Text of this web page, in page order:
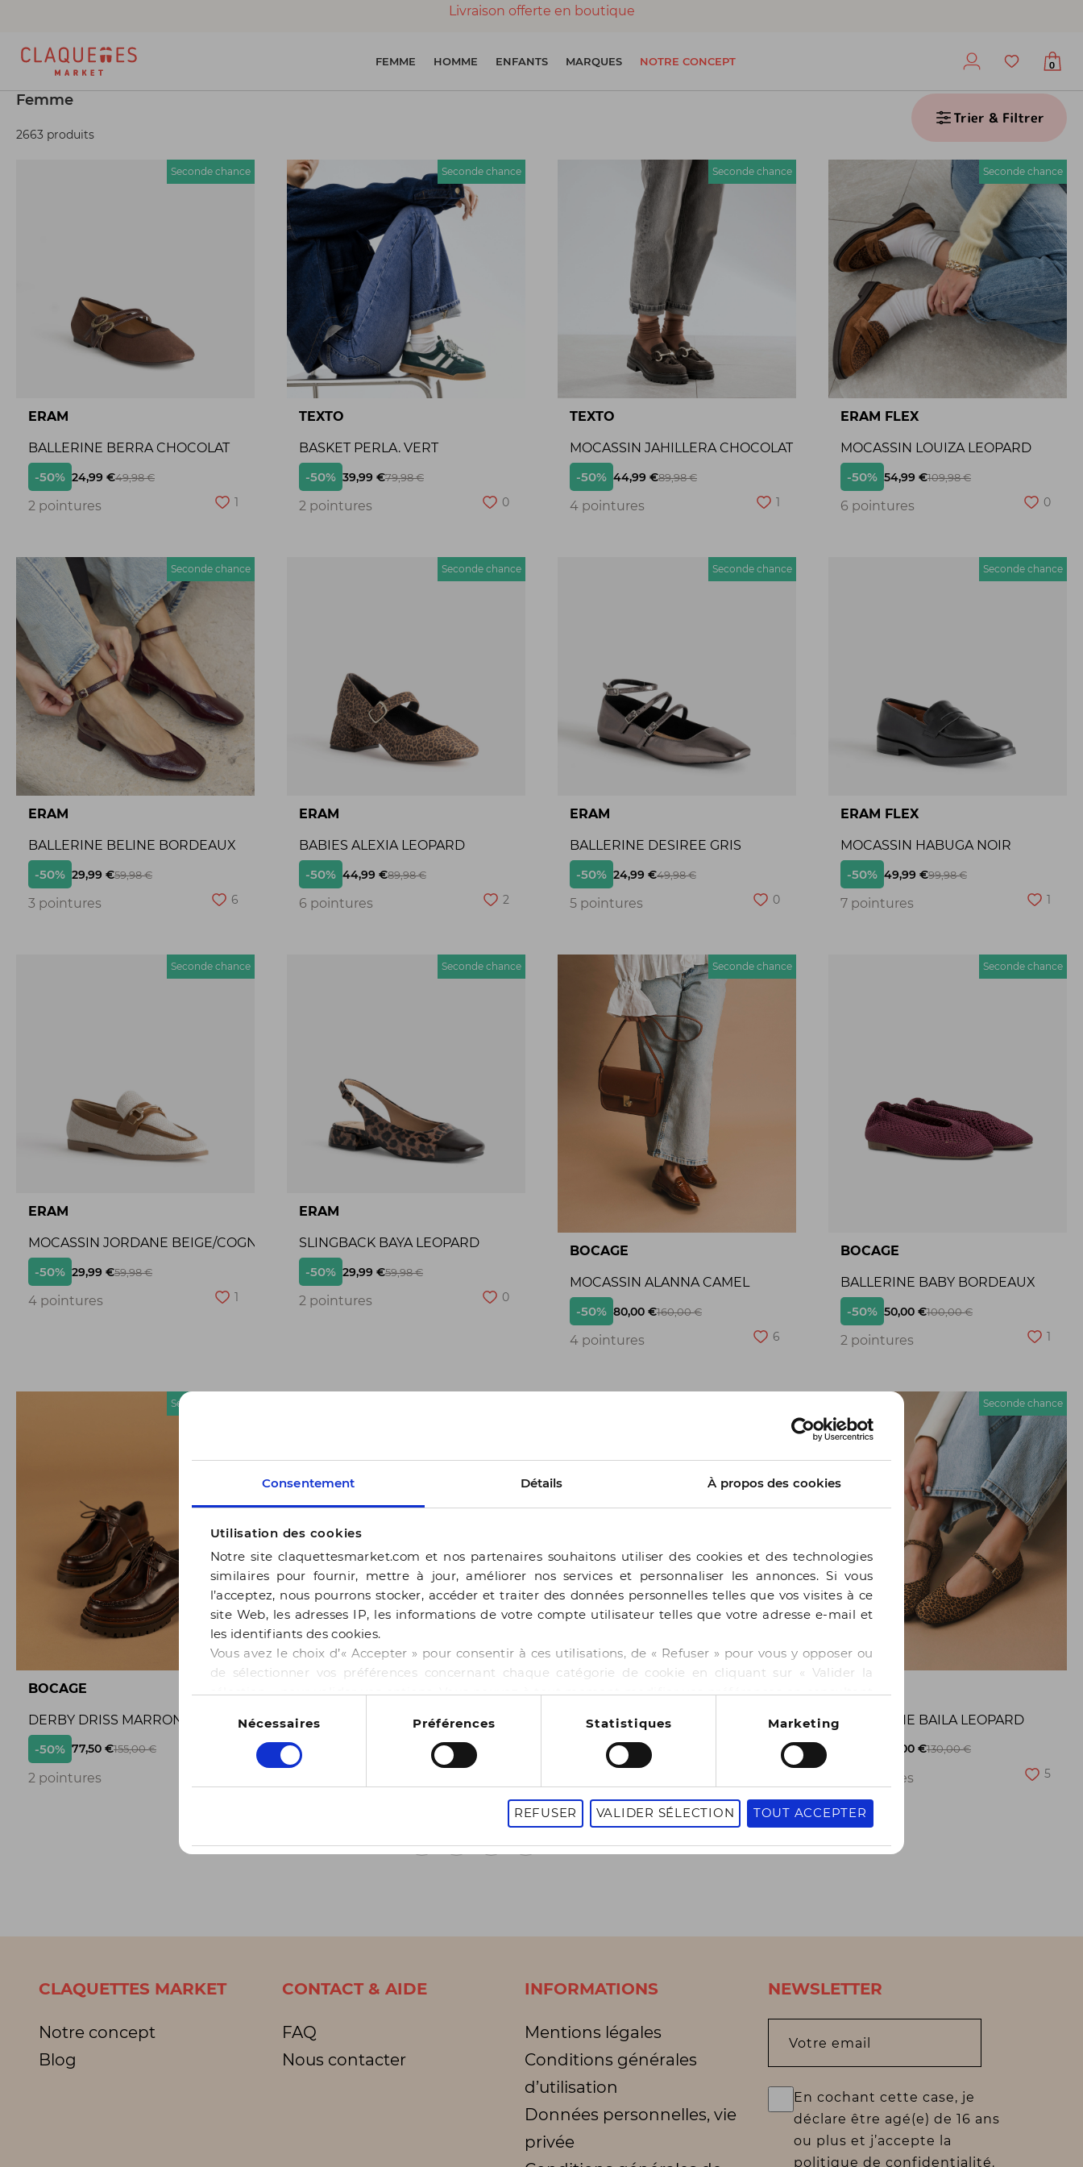
Consentement Détails À propos des cookies
Utilisation des cookies
Notre site claquettesmarket.com et nos partenaires souhaitons utiliser des cookies et des technologies
similaires pour fournir, mettre à jour, améliorer nos services et personnaliser les annonces. Si vous
l’acceptez, nous pourrons stocker, accéder et traiter des données personnelles telles que vos visites à ce
site Web, les adresses IP, les informations de votre compte utilisateur telles que votre adresse e-mail et
les identifiants des cookies.
Vous avez le choix d’« Accepter » pour consentir à ces utilisations, de « Refuser » pour vous y opposer ou
de sélectionner vos préférences concernant chaque catégorie de cookie en cliquant sur « Valider la
sélection » pour valider vos options. Vous pouvez à tout moment modifier vos préférences en consultant
consentement
Nécessaires Préférences Statistiques Marketing
REFUSER VALIDER SÉLECTION TOUT ACCEPTER
Livraison offerte en boutique
FEMME HOMME ENFANTS MARQUES NOTRE CONCEPT 0
Femme
2663 produits
Trier & Filtrer
Seconde chance
ERAM
BALLERINE BERRA CHOCOLAT
-50% 24,99 €49,98 €
2 pointures 1
Seconde chance
TEXTO
BASKET PERLA. VERT
-50% 39,99 €79,98 €
2 pointures 0
Seconde chance
TEXTO
MOCASSIN JAHILLERA CHOCOLAT
-50% 44,99 €89,98 €
4 pointures 1
Seconde chance
ERAM FLEX
MOCASSIN LOUIZA LEOPARD
-50% 54,99 €109,98 €
6 pointures 0
Seconde chance
ERAM
BALLERINE BELINE BORDEAUX
-50% 29,99 €59,98 €
3 pointures 6
Seconde chance
ERAM
BABIES ALEXIA LEOPARD
-50% 44,99 €89,98 €
6 pointures 2
Seconde chance
ERAM
BALLERINE DESIREE GRIS
-50% 24,99 €49,98 €
5 pointures 0
Seconde chance
ERAM FLEX
MOCASSIN HABUGA NOIR
-50% 49,99 €99,98 €
7 pointures 1
Seconde chance
ERAM
MOCASSIN JORDANE BEIGE/COGNAC
-50% 29,99 €59,98 €
4 pointures 1
Seconde chance
ERAM
SLINGBACK BAYA LEOPARD
-50% 29,99 €59,98 €
2 pointures 0
Seconde chance
BOCAGE
MOCASSIN ALANNA CAMEL
-50% 80,00 €160,00 €
4 pointures 6
Seconde chance
BOCAGE
BALLERINE BABY BORDEAUX
-50% 50,00 €100,00 €
2 pointures 1
Seconde chance
BOCAGE
DERBY DRISS MARRON
-50% 77,50 €155,00 €
2 pointures
BALLERINE BAILA CHOCOLAT
ERAM
BALLERINE BEJIA BEIGE
Seconde chance
BALLERINE BAILA LEOPARD
65,00 €130,00 €
2 pointures 5
1 2 3
Page
1 - 16 sur 2663 articles
CLAQUETTES MARKET
Notre concept
Blog
CONTACT & AIDE
FAQ
Nous contacter
INFORMATIONS
Mentions légales
Conditions générales
d’utilisation
Données personnelles, vie
privée
NEWSLETTER
Votre email
En cochant cette case, je
déclare être agé(e) de 16 ans
ou plus et j’accepte la
politique de confidentialité.